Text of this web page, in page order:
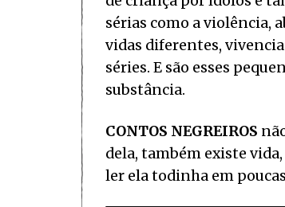
sérias como a violência,
vidas diferentes,
séries. E são esses
substância.
CONTOS NEGREIROS
dela, também existe
ler ela todinha em